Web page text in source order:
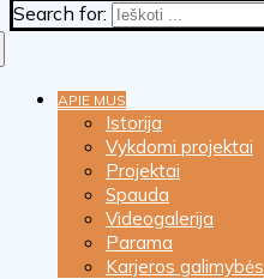
Search for:
APIE MUS
Istorija
Vykdomi projektai
Projektai
Spauda
Videogalerija
Parama
Karjeros galimybės